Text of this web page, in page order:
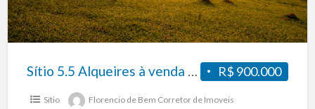
Caldas
–
MG.
R$900.000,00.
R$ 900.000
Sítio
Florencio de Bem Corretor de Imoveis